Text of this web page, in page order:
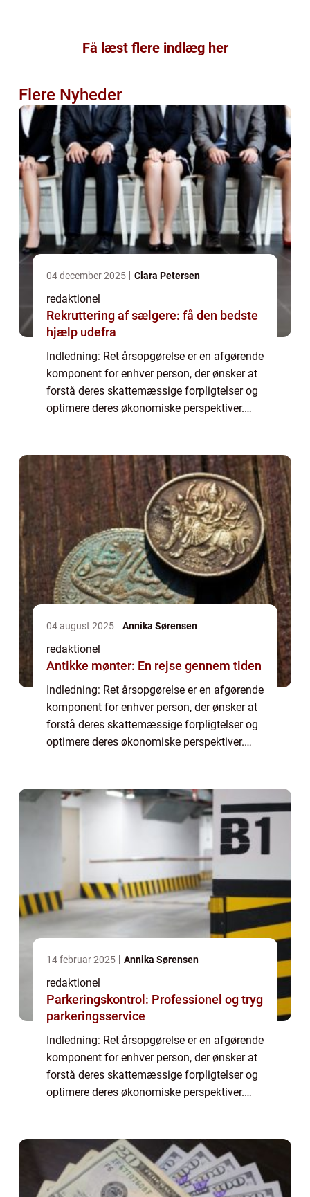
Få læst flere indlæg her
Flere Nyheder
04 december 2025 Clara Petersen
redaktionel
Rekruttering af sælgere: få den bedste
hjælp udefra
Indledning: Ret årsopgørelse er en afgørende
komponent for enhver person, der ønsker at
forstå deres skattemæssige forpligtelser og
optimere deres økonomiske perspektiver.
04 august 2025 Annika Sørensen
redaktionel
Antikke mønter: En rejse gennem tiden
Indledning: Ret årsopgørelse er en afgørende
komponent for enhver person, der ønsker at
forstå deres skattemæssige forpligtelser og
optimere deres økonomiske perspektiver.
14 februar 2025 Annika Sørensen
redaktionel
Parkeringskontrol: Professionel og tryg
parkeringsservice
Indledning: Ret årsopgørelse er en afgørende
komponent for enhver person, der ønsker at
forstå deres skattemæssige forpligtelser og
optimere deres økonomiske perspektiver.